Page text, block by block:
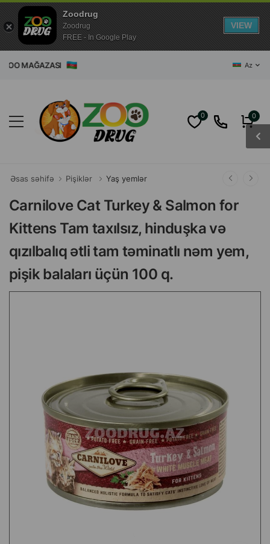
MAĞAZASI Az
0 0
Əsas səhifə Pişiklər Yaş yemlər
Carnilove Cat Turkey & Salmon for
Kittens Tam taxılsız, hinduşka və
qızılbalıq ətli tam təminatlı nəm yem,
pişik balaları üçün 100 q.
Zoodrug
Zoodrug
FREE - In Google Play
VIEW